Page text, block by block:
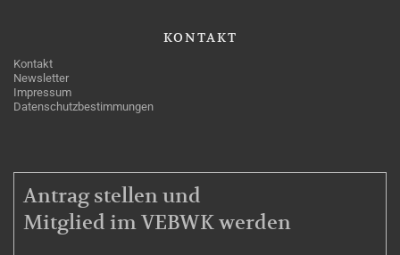
KONTAKT
Kontakt
Newsletter
Impressum
Datenschutzbestimmungen
MITGLIEDSCHAFT
Antrag stellen und
Mitglied im VEBWK werden